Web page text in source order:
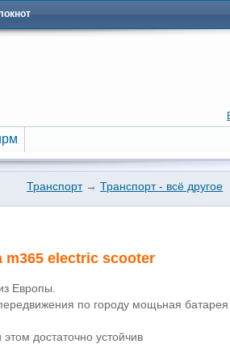
Транспорт→Транспорт - всё другое
m365 electric scooter
Европы.
по городу мощьная батарея
достаточно устойчив